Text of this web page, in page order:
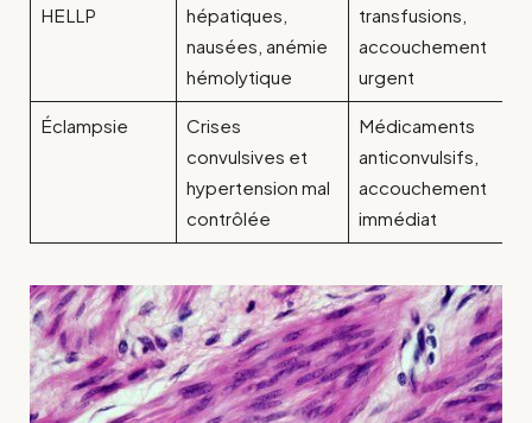
HELLP
hépatiques,
nausées, anémie
hémolytique
transfusions,
accouchement
urgent
Éclampsie
Crises
convulsives et
hypertension mal
contrôlée
Médicaments
anticonvulsifs,
accouchement
immédiat